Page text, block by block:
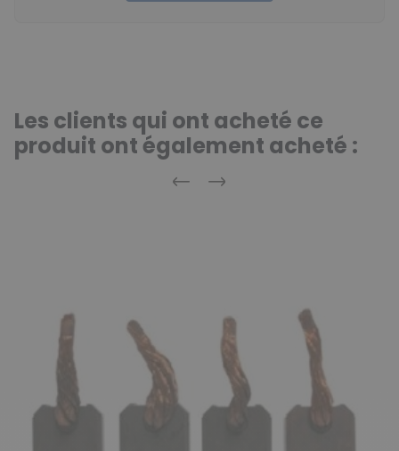
Les clients qui ont acheté ce
produit ont également acheté :
Précédent
Suivant